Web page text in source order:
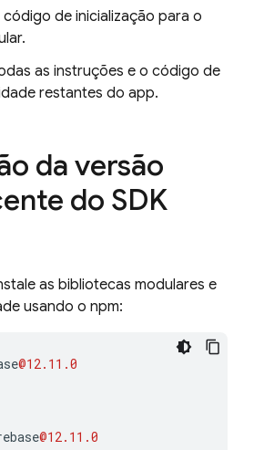
de inicialização para o
as instruções e o código de
restantes do app.
da versão
do SDK
as bibliotecas modulares e
usando o npm:
@12.11.0
@12.11.0